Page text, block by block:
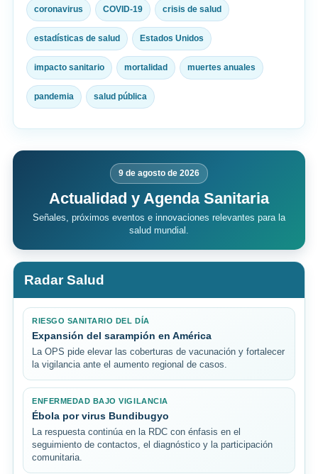
coronavirus COVID-19 crisis de salud
estadísticas de salud Estados Unidos
impacto sanitario mortalidad muertes anuales
pandemia salud pública
9 de agosto de 2026
Actualidad y Agenda Sanitaria
Señales, próximos eventos e innovaciones relevantes para la
salud mundial.
Radar Salud
RIESGO SANITARIO DEL DÍA
Expansión del sarampión en América
La OPS pide elevar las coberturas de vacunación y fortalecer
la vigilancia ante el aumento regional de casos.
ENFERMEDAD BAJO VIGILANCIA
Ébola por virus Bundibugyo
La respuesta continúa en la RDC con énfasis en el
seguimiento de contactos, el diagnóstico y la participación
comunitaria.